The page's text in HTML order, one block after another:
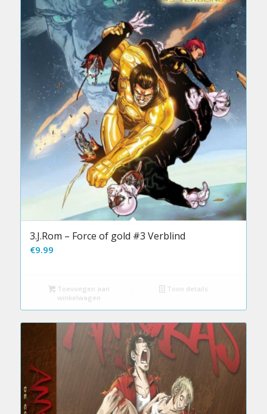
3.J.Rom – Force of gold #3 Verblind
€9.99
Toevoegen aan
winkelwagen
Toon details